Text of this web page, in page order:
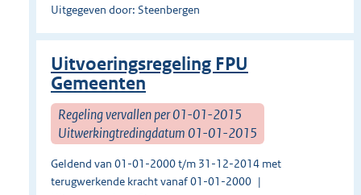
Uitgegeven door: Steenbergen
Uitvoeringsregeling FPU
Gemeenten
Regeling vervallen per 01-01-2015
Uitwerkingtredingdatum 01-01-2015
Geldend van 01-01-2000 t/m 31-12-2014 met
terugwerkende kracht vanaf 01-01-2000